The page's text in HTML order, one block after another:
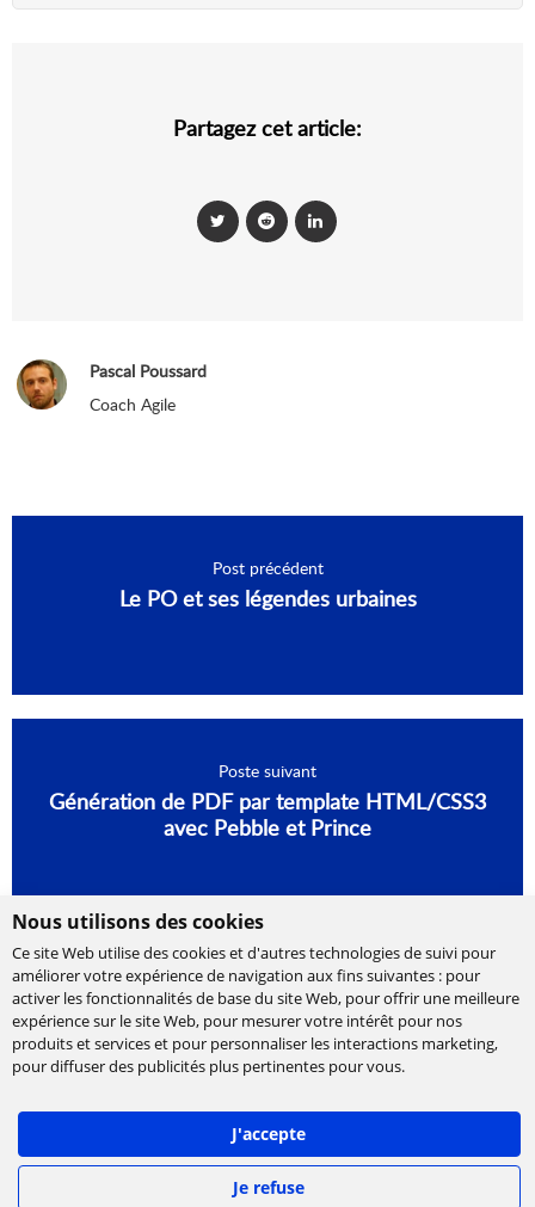
Nous utilisons des cookies
Ce site Web utilise des cookies et d'autres technologies de suivi pour
améliorer votre expérience de navigation aux fins suivantes : pour
activer les fonctionnalités de base du site Web, pour offrir une meilleure
expérience sur le site Web, pour mesurer votre intérêt pour nos
produits et services et pour personnaliser les interactions marketing,
pour diffuser des publicités plus pertinentes pour vous.
J'accepte
Je refuse
Partagez cet article:
Pascal Poussard
Coach Agile
Post précédent
Le PO et ses légendes urbaines
Poste suivant
Génération de PDF par template HTML/CSS3
avec Pebble et Prince
Cabinet de conseil et d’expertises en
Ippon accompagne la transformation numérique
des entreprises, en les aidant à concevoir leur
stratégie et à déployer leur roadmap à l'échelle,
afin de délivrer rapidement la valeur attendue.